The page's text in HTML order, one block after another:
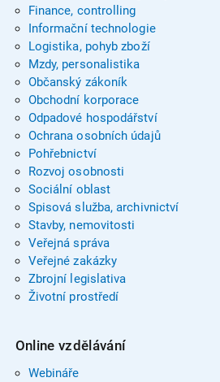
Finance, controlling
Informační technologie
Logistika, pohyb zboží
Mzdy, personalistika
Občanský zákoník
Obchodní korporace
Odpadové hospodářství
Ochrana osobních údajů
Pohřebnictví
Rozvoj osobnosti
Sociální oblast
Spisová služba, archivnictví
Stavby, nemovitosti
Veřejná správa
Veřejné zakázky
Zbrojní legislativa
Životní prostředí
Online vzdělávání
Webináře